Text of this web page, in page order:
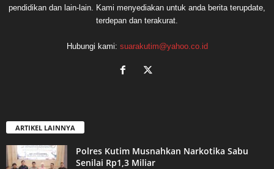
pendidikan dan lain-lain. Kami menyediakan untuk anda berita terupdate,
terdepan dan terakurat.
Hubungi kami: suarakutim@yahoo.co.id
ARTIKEL LAINNYA
Polres Kutim Musnahkan Narkotika Sabu
Senilai Rp1,3 Miliar